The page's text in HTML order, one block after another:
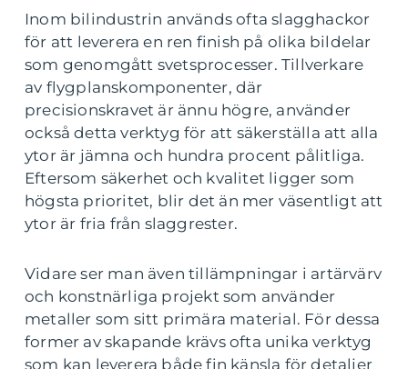
Inom bilindustrin används ofta slagghackor
för att leverera en ren finish på olika bildelar
som genomgått svetsprocesser. Tillverkare
av flygplanskomponenter, där
precisionskravet är ännu högre, använder
också detta verktyg för att säkerställa att alla
ytor är jämna och hundra procent pålitliga.
Eftersom säkerhet och kvalitet ligger som
högsta prioritet, blir det än mer väsentligt att
ytor är fria från slaggrester.
Vidare ser man även tillämpningar i artärvärv
och konstnärliga projekt som använder
metaller som sitt primära material. För dessa
former av skapande krävs ofta unika verktyg
som kan leverera både fin känsla för detaljer